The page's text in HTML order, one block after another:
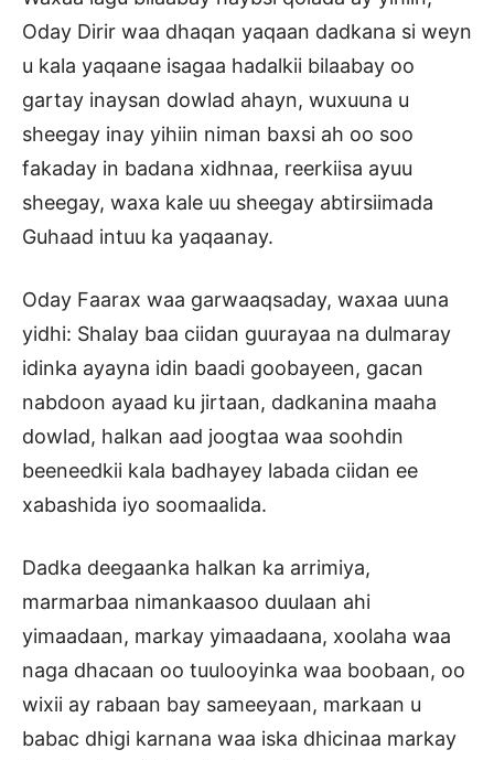
Oday Dirir waa dhaqan yaqaan dadkana si weyn
u kala yaqaane isagaa hadalkii bilaabay oo
gartay inaysan dowlad ahayn, wuxuuna u
sheegay inay yihiin niman baxsi ah oo soo
fakaday in badana xidhnaa, reerkiisa ayuu
sheegay, waxa kale uu sheegay abtirsiimada
Guhaad intuu ka yaqaanay.
Oday Faarax waa garwaaqsaday, waxaa uuna
yidhi: Shalay baa ciidan guurayaa na dulmaray
idinka ayayna idin baadi goobayeen, gacan
nabdoon ayaad ku jirtaan, dadkanina maaha
dowlad, halkan aad joogtaa waa soohdin
beeneedkii kala badhayey labada ciidan ee
xabashida iyo soomaalida.
Dadka deegaanka halkan ka arrimiya,
marmarbaa nimankaasoo duulaan ahi
yimaadaan, markay yimaadaana, xoolaha waa
naga dhacaan oo tuulooyinka waa boobaan, oo
wixii ay rabaan bay sameeyaan, markaan u
babac dhigi karnana waa iska dhicinaa markay